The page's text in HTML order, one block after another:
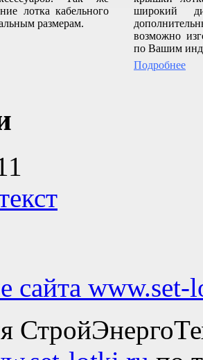
лотка кабельного
размерам.
широкий
возможно
по Вашим
Подробнее
сайта